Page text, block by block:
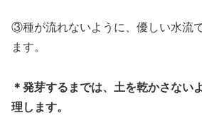
③種が流れないように、優しい水流
ます。
＊発芽するまでは、土を乾かさない
理します。